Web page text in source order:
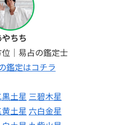
やちち
｜易占の鑑定士
鑑定はコチラ
土星 三碧木星
土星 六白金星